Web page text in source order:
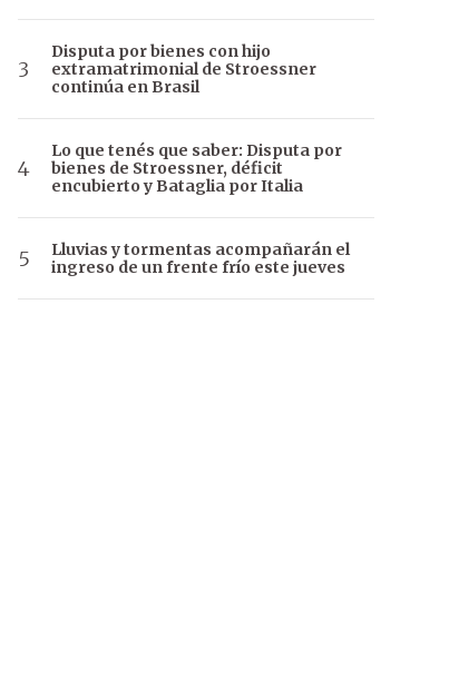
Disputa por bienes con hijo
extramatrimonial de Stroessner
continúa en Brasil
Lo que tenés que saber: Disputa por
bienes de Stroessner, déficit
encubierto y Bataglia por Italia
Lluvias y tormentas acompañarán el
ingreso de un frente frío este jueves